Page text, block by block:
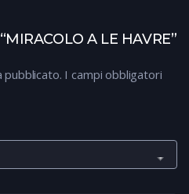
A LE HAVRE”
pubblicato. I campi obbligatori